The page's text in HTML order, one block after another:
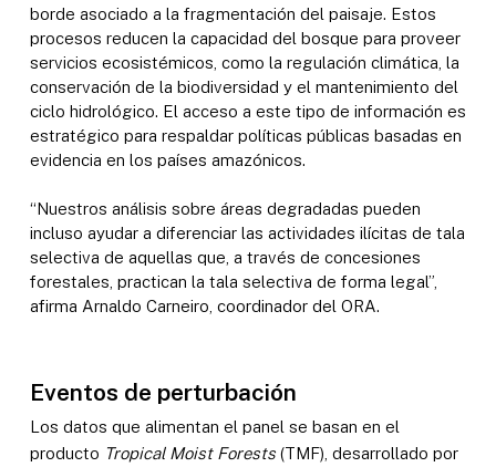
borde asociado a la fragmentación del paisaje. Estos
procesos reducen la capacidad del bosque para proveer
servicios ecosistémicos, como la regulación climática, la
conservación de la biodiversidad y el mantenimiento del
ciclo hidrológico. El acceso a este tipo de información es
estratégico para respaldar políticas públicas basadas en
evidencia en los países amazónicos.
“Nuestros análisis sobre áreas degradadas pueden
incluso ayudar a diferenciar las actividades ilícitas de tala
selectiva de aquellas que, a través de concesiones
forestales, practican la tala selectiva de forma legal”,
afirma Arnaldo Carneiro, coordinador del ORA.
Eventos de perturbación
Los datos que alimentan el panel se basan en el
producto Tropical Moist Forests(TMF), desarrollado por